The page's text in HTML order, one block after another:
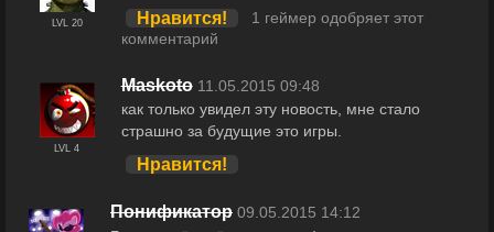
LVL 20 Нравится!
1 геймер одобряет этот
комментарий
LVL 4
Maskoto 11.05.2015 09:48
как только увидел эту новость, мне стало
страшно за будущие это игры.
Нравится!
Понификатор 09.05.2015 14:12